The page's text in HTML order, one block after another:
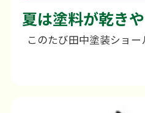
外壁塗装のご相談